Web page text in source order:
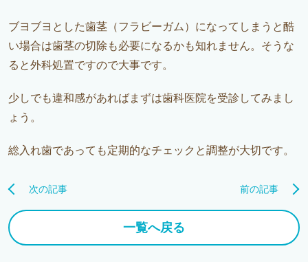
ブヨブヨとした歯茎（フラビーガム）になってしまうと酷
い場合は歯茎の切除も必要になるかも知れません。そうな
ると外科処置ですので大事です。
少しでも違和感があればまずは歯科医院を受診してみまし
ょう。
総入れ歯であっても定期的なチェックと調整が大切です。
次の記事
一覧へ戻る
前の記事